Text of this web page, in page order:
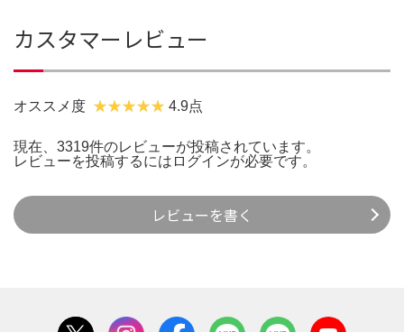
カスタマーレビュー
オススメ度 4.9点
現在、3319件のレビューが投稿されています。
レビューを投稿するには ログインが必要です。
レビューを書く